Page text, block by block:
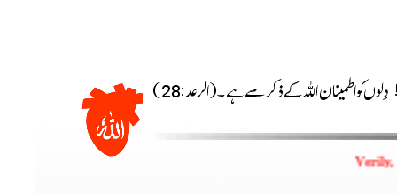
Verily,